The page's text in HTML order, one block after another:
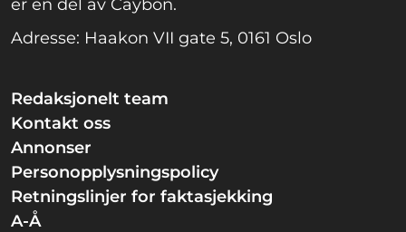
er en del av Caybon.
Adresse: Haakon VII gate 5, 0161 Oslo
Redaksjonelt team
Kontakt oss
Annonser
Personopplysningspolicy
Retningslinjer for faktasjekking
A-Å